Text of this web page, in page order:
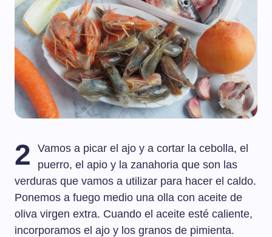
2
Vamos a picar el ajo y a cortar la cebolla, el
puerro, el apio y la zanahoria que son las
verduras que vamos a utilizar para hacer el caldo.
Ponemos a fuego medio una olla con aceite de
oliva virgen extra. Cuando el aceite esté caliente,
incorporamos el ajo y los granos de pimienta.